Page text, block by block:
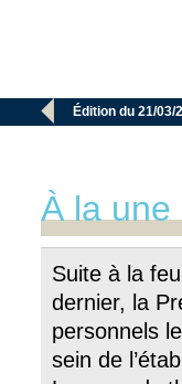
 Édition du 21/03/
À la une
Suite à la
dernier, la
personnels
sein de